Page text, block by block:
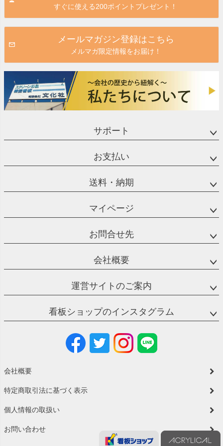
すぐに使える200ポイントプレゼント！
メールマガジン登録はこちら
メルマガ限定情報をお届け！
サポート
お支払い
送料・納期
マイページ
お問合せ先
会社概要
運営サイトのご案内
看板ショップのインスタグラム
会社概要
特定商取引法に基づく表示
個人情報の取扱い
お問い合わせ